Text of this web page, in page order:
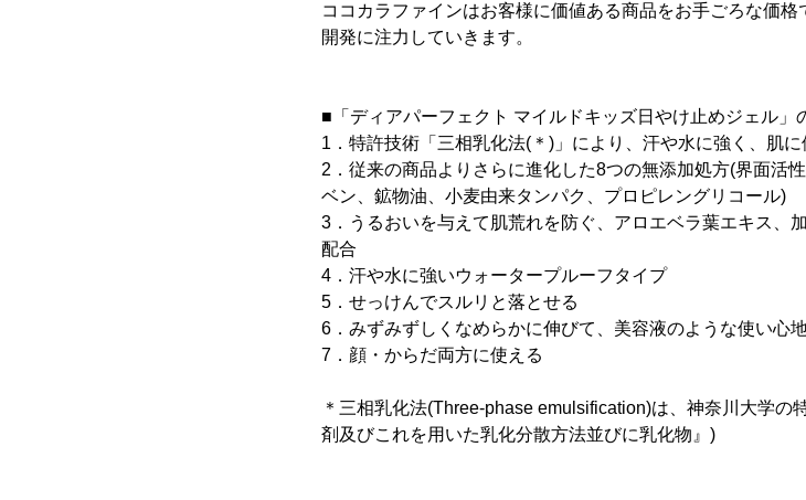
ココカラファインはお客様に価値ある商品をお手ごろな価
開発に注力していきます。
■「ディアパーフェクト マイルドキッズ日やけ止めジェル」
1．特許技術「三相乳化法(＊)」により、汗や水に強く、肌に
2．従来の商品よりさらに進化した8つの無添加処方(界面活
ベン、鉱物油、小麦由来タンパク、プロピレングリコール)
3．うるおいを与えて肌荒れを防ぐ、アロエベラ葉エキス、
配合
4．汗や水に強いウォータープルーフタイプ
5．せっけんでスルリと落とせる
6．みずみずしくなめらかに伸びて、美容液のような使い心
7．顔・からだ両方に使える
＊三相乳化法(Three-phase emulsification)は、神奈川大学
剤及びこれを用いた乳化分散方法並びに乳化物』)